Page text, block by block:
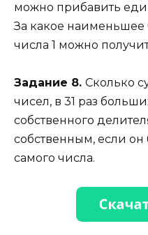
можно прибавить
За какое наименьшее
числа 1 можно
Задание 8. Сколько
чисел, в 31 раз
собственного
собственным, если
самого числа.